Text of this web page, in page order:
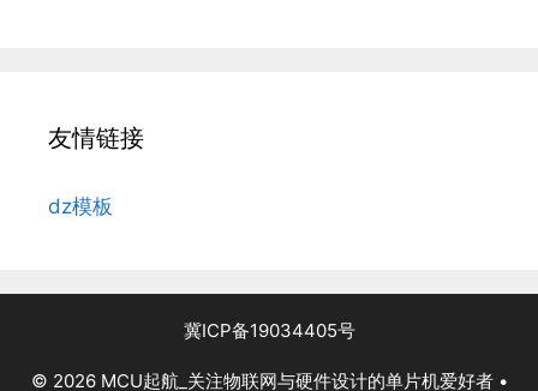
友情链接
dz模板
冀ICP备19034405号
© 2026 MCU起航_关注物联网与硬件设计的单片机爱好者•